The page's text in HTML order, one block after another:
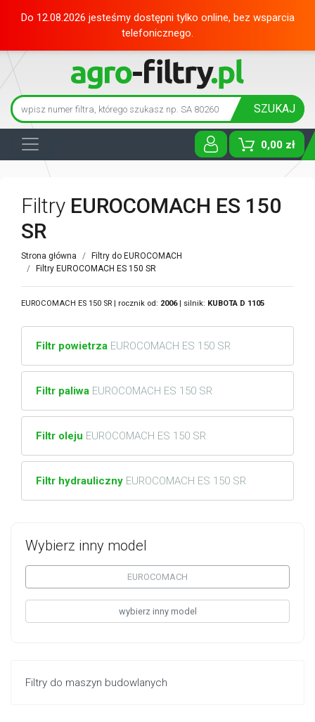
Do 12.08.2026 jesteśmy dostępni tylko online, bez wsparcia
telefonicznego.
SZUKAJ
0,00 zł
Toggle
Wybierz inny model
EUROCOMACH
wybierz inny model
Filtry do maszyn budowlanych
Filtry EUROCOMACH ES 150
SR
Strona główna
Filtry do EUROCOMACH
Filtry EUROCOMACH ES 150 SR
EUROCOMACH ES 150 SR | rocznik od: 2006| silnik: KUBOTA D 1105
Filtr powietrza EUROCOMACH ES 150 SR
Filtr paliwa EUROCOMACH ES 150 SR
Filtr oleju EUROCOMACH ES 150 SR
Filtr hydrauliczny EUROCOMACH ES 150 SR